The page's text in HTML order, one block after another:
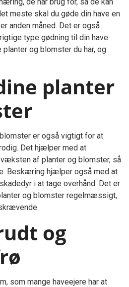
meste skal du gøde din have en
anden måned. Det er også
type gødning til din have.
og blomster du har, og
planter
er også vigtigt for at
Det hjælper med at
af planter og blomster, så
Beskæring hjælper også med at
i at tage overhånd. Det er
og blomster regelmæssigt,
og
som mange haveejere har at